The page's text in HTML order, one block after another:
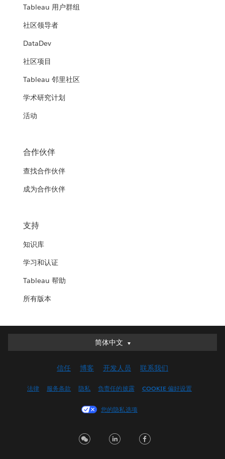
Tableau 用户群组
社区领导者
DataDev
社区项目
Tableau 邻里社区
学术研究计划
活动
合作伙伴
查找合作伙伴
成为合作伙伴
支持
知识库
学习和认证
Tableau 帮助
所有版本
简体中文
简体中文
English (UK)
Français (Canada)
Italiano
信任 博客 开发人员 联系我们
法律 服务条款 隐私 负责任的披露 COOKIE 偏好设置
您的隐私选项